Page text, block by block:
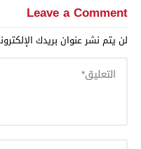
Leave a Comment
لن يتم نشر عنوان بريدك